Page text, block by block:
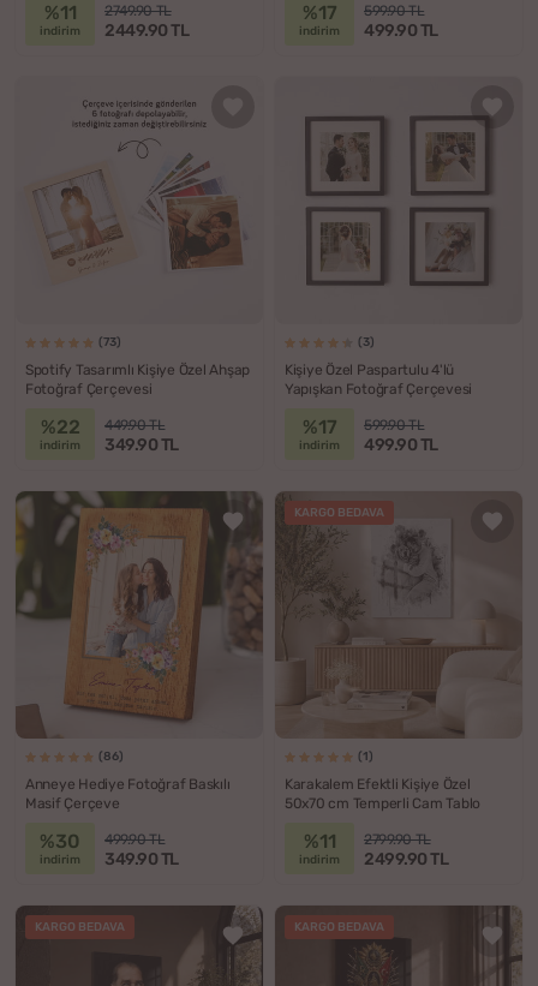
%11
indirim
2749.90 TL
2449.90 TL
%17
indirim
599.90 TL
499.90 TL
(73)
Spotify Tasarımlı Kişiye Özel Ahşap
Fotoğraf Çerçevesi
%22
indirim
449.90 TL
349.90 TL
(3)
Kişiye Özel Paspartulu 4'lü
Yapışkan Fotoğraf Çerçevesi
%17
indirim
599.90 TL
499.90 TL
(86)
Anneye Hediye Fotoğraf Baskılı
Masif Çerçeve
%30
indirim
499.90 TL
349.90 TL
KARGO BEDAVA
(1)
Karakalem Efektli Kişiye Özel
50x70 cm Temperli Cam Tablo
%11
indirim
2799.90 TL
2499.90 TL
KARGO BEDAVA KARGO BEDAVA